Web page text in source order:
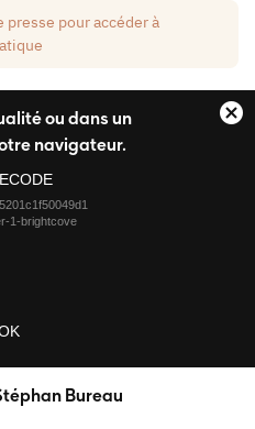
presse pour accéder à
ou dans un
navigateur.
1-brightcove
Bureau